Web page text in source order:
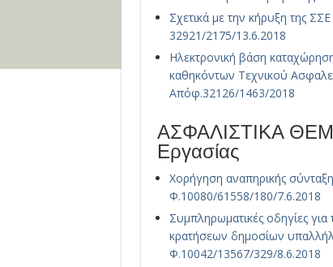
Σχετικά με την κήρυξη της
32921/2175/13.6.2018
Ηλεκτρονική βάση
καθηκόντων Τεχνικού
Απόφ.32126/1463/2018
ΑΣΦΑΛΙΣΤΙΚΑ
Εργασίας
Χορήγηση αναπηρικής
Φ.10080/61558/180/7.6.2018
Συμπληρωματικές οδηγίες
κρατήσεων δημοσίων
Φ.10042/13567/329/8.6.2018